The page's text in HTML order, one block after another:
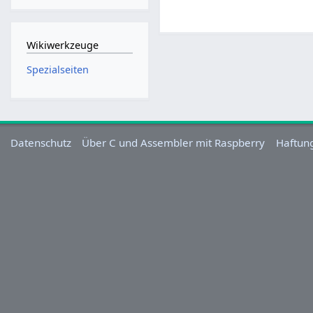
Wikiwerkzeuge
Spezialseiten
Datenschutz Über C und Assembler mit Raspberry